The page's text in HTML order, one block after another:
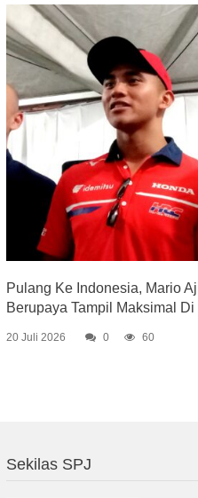
Pulang Ke Indonesia, Mario
Berupaya Tampil Maksimal
20 Juli 2026 0 60
Sekilas SPJ